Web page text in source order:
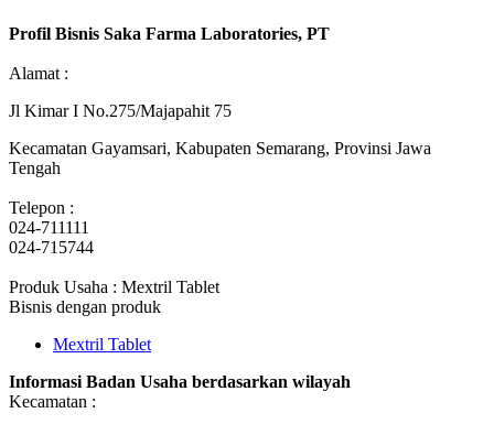
Profil Bisnis Saka Farma Laboratories, PT
Alamat :
Jl Kimar I No.275/Majapahit 75
Kecamatan Gayamsari, Kabupaten Semarang, Provinsi Jawa
Tengah
Telepon :
024-711111
024-715744
Produk Usaha : Mextril Tablet
Bisnis dengan produk
Mextril Tablet
Informasi Badan Usaha berdasarkan wilayah
Kecamatan :